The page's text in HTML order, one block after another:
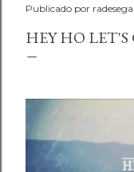
Publicado por radesega
HEY HO